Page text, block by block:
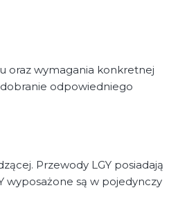
oraz wymagania konkretnej
odpowiedniego
Przewody LGY posiadają
wyposażone są w pojedynczy